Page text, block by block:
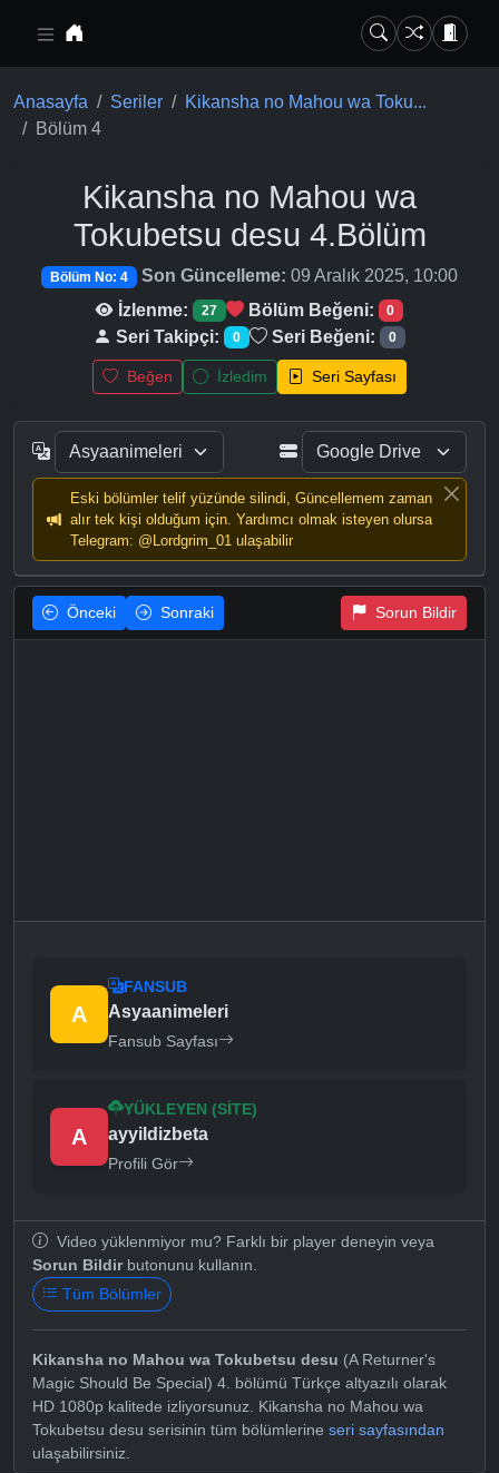
Anasayfa Seriler
Kikansha no Mahou wa Toku...
Bölüm 4
Kikansha no Mahou wa
Tokubetsu desu 4.Bölüm
Bölüm No: 4 Son Güncelleme: 09 Aralık 2025, 10:00
İzlenme:
27 Bölüm Beğeni: 0
Seri Takipçi: 0 Seri Beğeni: 0
Beğen İzledim Seri Sayfası
Eski bölümler telif yüzünde silindi, Güncellemem zaman
alır tek kişi olduğum için. Yardımcı olmak isteyen olursa
Telegram: @Lordgrim_01 ulaşabilir
Önceki Sonraki Sorun Bildir
A
FANSUB
Asyaanimeleri
Fansub Sayfası
A
YÜKLEYEN (SITE)
ayyildizbeta
Profili Gör
Video yüklenmiyor mu? Farklı bir player deneyin veya
Sorun Bildirbutonunu kullanın.
Tüm Bölümler
Kikansha no Mahou wa Tokubetsu desu (A Returner's
Magic Should Be Special) 4. bölümü Türkçe altyazılı olarak
HD 1080p kalitede izliyorsunuz. Kikansha no Mahou wa
Tokubetsu desu serisinin tüm bölümlerine seri sayfasından
ulaşabilirsiniz.